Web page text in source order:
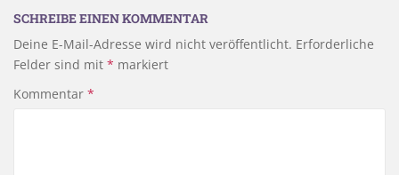
SCHREIBE EINEN KOMMENTAR
Deine E-Mail-Adresse wird nicht veröffentlicht. Erforderliche
Felder sind mit * markiert
Kommentar *